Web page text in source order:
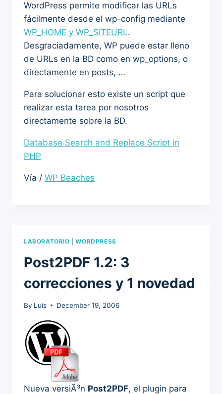
WordPress permite modificar las URLs
fácilmente desde el wp-config mediante
WP_HOME y WP_SITEURL.
Desgraciadamente, WP puede estar lleno
de URLs en la BD como en wp_options, o
directamente en posts, …
Para solucionar esto existe un script que
realizar esta tarea por nosotros
directamente sobre la BD.
Database Search and Replace Script in
PHP
Vía / WP Beaches
LABORATORIO |WORDPRESS
Post2PDF 1.2: 3
correcciones y 1 novedad
By Luis December 19, 2006
Nueva versiÃ³n Post2PDF, el plugin para